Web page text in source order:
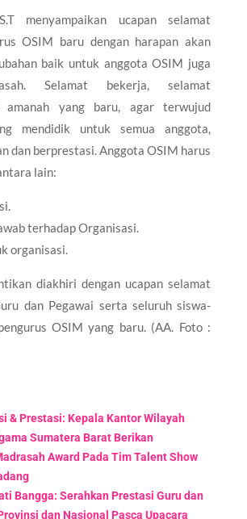
menyampaikan ucapan selamat
OSIM baru dengan harapan akan
baik untuk anggota OSIM juga
Selamat bekerja, selamat
amanah yang baru, agar terwujud
mendidik untuk semua anggota,
dan berprestasi. Anggota OSIM harus
lain:
terhadap Organisasi.
organisasi.
diakhiri dengan ucapan selamat
dan Pegawai serta seluruh siswa-
OSIM yang baru. (AA. Foto :
& Prestasi: Kepala Kantor Wilayah
Sumatera Barat Berikan
Award Pada Tim Talent Show
Bangga: Serahkan Prestasi Guru dan
dan Nasional Pasca Upacara